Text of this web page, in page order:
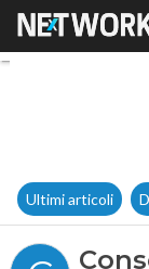
Ultimi articoli